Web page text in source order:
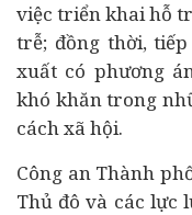
việc triển khai hỗ
trễ; đồng thời,
xuất có phương
khó khăn trong
cách xã hội.
Công an Thành
Thủ đô và các lực